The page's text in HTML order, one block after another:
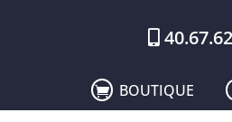
 BOUTIQUE